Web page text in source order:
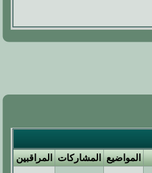
المواضيع المشاركات المراقبين